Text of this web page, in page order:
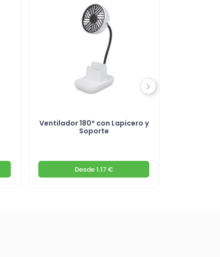
Ventilador 180º con Lapicero y
Soporte
Desde1.17 €
Next